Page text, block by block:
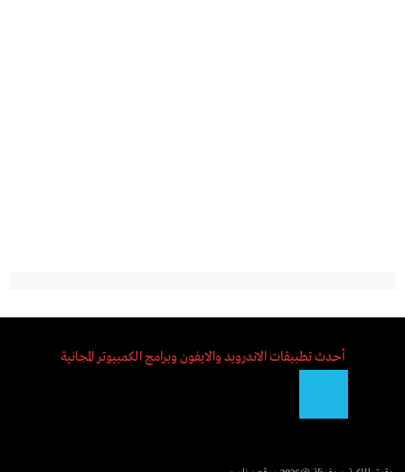
أحدث تطبيقات الاندرويد والايفون وبرامج الكمبيوتر المجانية